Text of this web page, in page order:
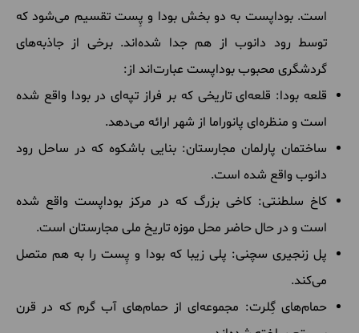
است. بوداپست به دو بخش بودا و پِست تقسیم می‌شود که
توسط رود دانوب از هم جدا شده‌اند. برخی از جاذبه‌های
گردشگری محبوب بوداپست عبارت‌اند از:
قلعه بودا: قلعه‌ای تاریخی که بر فراز تپه‌ای در بودا واقع شده
است و منظره‌ای پانوراما از شهر ارائه می‌دهد.
ساختمان پارلمان مجارستان: بنایی باشکوه که در ساحل رود
دانوب واقع شده است.
کاخ سلطنتی: کاخی بزرگ که در مرکز بوداپست واقع شده
است و در حال حاضر محل موزه تاریخ ملی مجارستان است.
پل زنجیری سچنی: پلی زیبا که بودا و پِست را به هم متصل
می‌کند.
حمام‌های گِلرت: مجموعه‌ای از حمام‌های آب گرم که در قرن